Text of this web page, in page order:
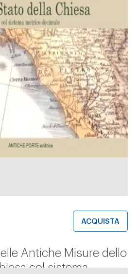
Antiche Misure dello
col sistema
ACQUISTA